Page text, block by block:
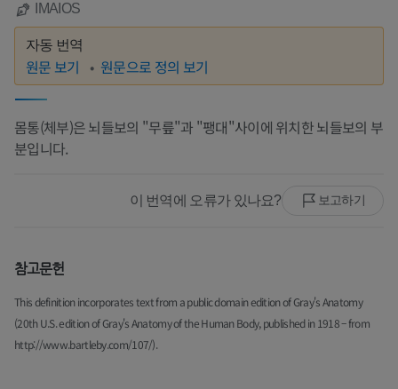
IMAIOS
자동 번역
원문 보기 원문으로 정의 보기
몸통(체부)은 뇌들보의 "무릎"과 "팽대"사이에 위치한 뇌들보의 부
분입니다.
이 번역에 오류가 있나요? 보고하기
참고문헌
This definition incorporates text from a public domain edition of Gray's Anatomy
(20th U.S. edition of Gray's Anatomy of the Human Body, published in 1918 – from
http://www.bartleby.com/107/).